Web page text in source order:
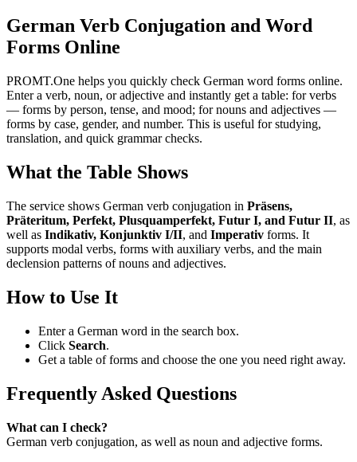
German Verb Conjugation and Word
Forms Online
PROMT.One helps you quickly check German word forms online.
Enter a verb, noun, or adjective and instantly get a table: for verbs
— forms by person, tense, and mood; for nouns and adjectives —
forms by case, gender, and number. This is useful for studying,
translation, and quick grammar checks.
What the Table Shows
The service shows German verb conjugation in Präsens,
Präteritum, Perfekt, Plusquamperfekt, Futur I, and Futur II, as
well as Indikativ, Konjunktiv I/II, and Imperativ forms. It
supports modal verbs, forms with auxiliary verbs, and the main
declension patterns of nouns and adjectives.
How to Use It
Enter a German word in the search box.
Click Search.
Get a table of forms and choose the one you need right away.
Frequently Asked Questions
What can I check?
German verb conjugation, as well as noun and adjective forms.